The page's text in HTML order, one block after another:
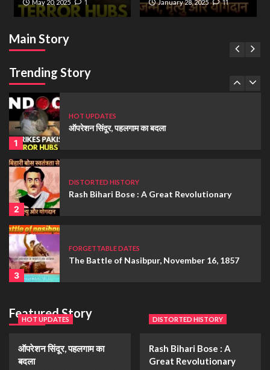
Main Story
HOT UPDATES
Path-Finder
May 20, 2025 1 January 28, 2025 11
Trending Story
4
5
1
HOT UPDATES
ऑपरेशन सिंदूर, पहलगाम का बदला
2
DISTORTED HISTORY
Rash Bihari Bose : A Great Revolutionary
3
FORGETTABLE DATES
The Battle of Nasibpur, November 16, 1857
HOT UPDATES
Will the Muslims of Bharat ever be loyal to
Featured Story
HOT UPDATES
ऑपरेशन सिंदूर, पहलगाम का
बदला
DISTORTED HISTORY
Rash Bihari Bose : A
Great Revolutionary